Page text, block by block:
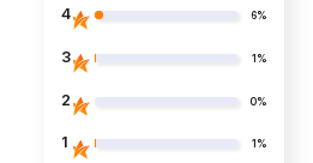
4 6%
3 1%
2 0%
1 1%